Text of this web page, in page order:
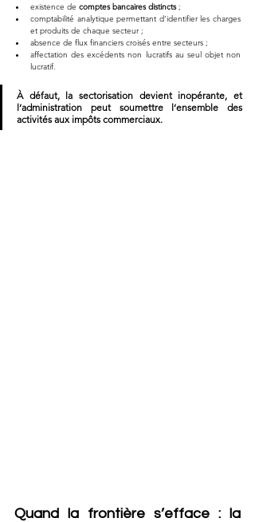
existence de comptes bancaires distincts ;
comptabilité analytique permettant d’identifier les charges
et produits de chaque secteur ;
absence de flux financiers croisés entre secteurs ;
affectation des excédents non lucratifs au seul objet non
lucratif.
À défaut, la sectorisation devient inopérante, et
l’administration peut soumettre l’ensemble des
activités aux impôts commerciaux.
Quand la frontière s’efface : la